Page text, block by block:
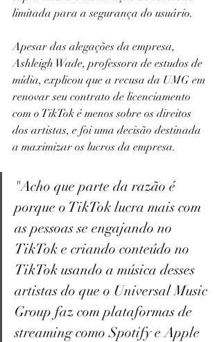
limitada para a segurança do usuário.
Apesar das alegações da empresa,
Ashleigh Wade, professora de estudos de
mídia, explicou que a recusa da UMG em
renovar seu contrato de licenciamento
com o TikTok é menos sobre os direitos
dos artistas, e foi uma decisão destinada
a maximizar os lucros da empresa.
"Acho que parte da razão é
porque o TikTok lucra mais com
as pessoas se engajando no
TikTok e criando conteúdo no
TikTok usando a música desses
artistas do que o Universal Music
Group faz com plataformas de
streaming como Spotify e Apple